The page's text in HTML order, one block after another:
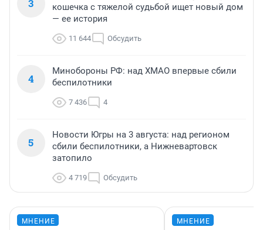
3
кошечка с тяжелой судьбой ищет новый дом
— ее история
11 644 Обсудить
4
Минобороны РФ: над ХМАО впервые сбили
беспилотники
7 436 4
5
Новости Югры на 3 августа: над регионом
сбили беспилотники, а Нижневартовск
затопило
4 719 Обсудить
МНЕНИЕ МНЕНИЕ